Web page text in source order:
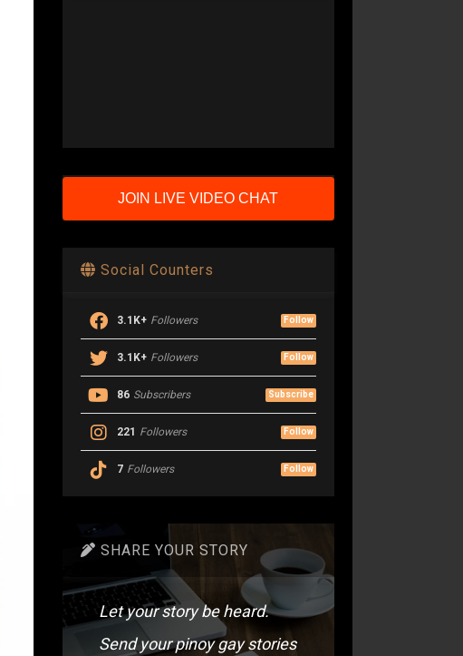
JOIN LIVE VIDEO CHAT
Social Counters
3.1K+ Followers Follow
3.1K+ Followers Follow
86 Subscribers Subscribe
221 Followers Follow
7 Followers Follow
SHARE YOUR STORY
Let your story be heard.
Send your pinoy gay stories